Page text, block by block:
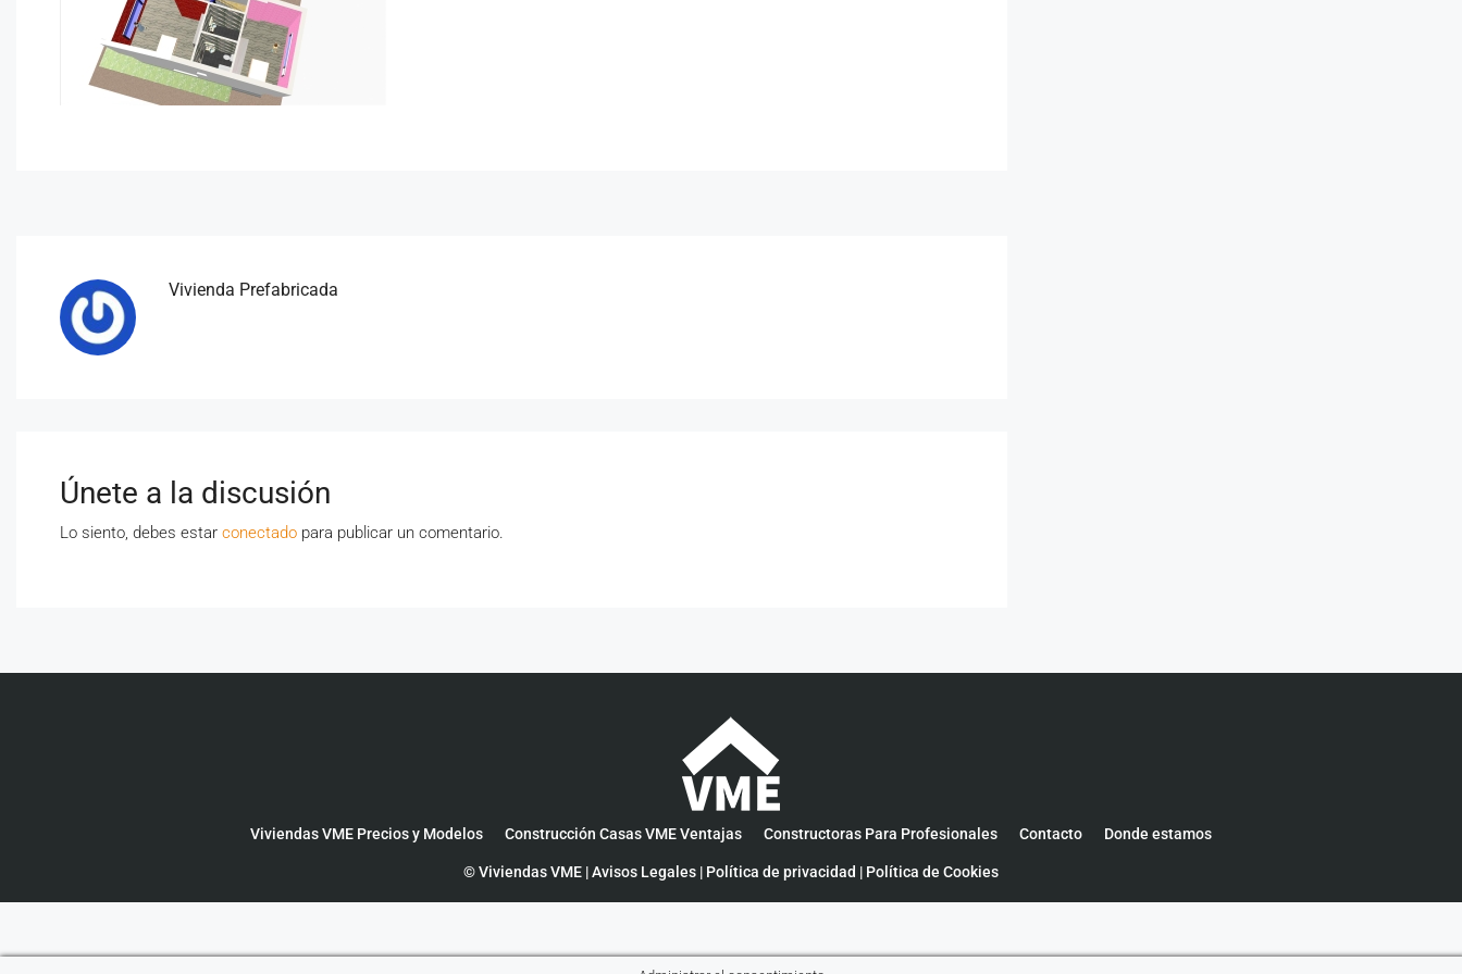
Vivienda Prefabricada
Únete a la discusión
Lo siento, debes estar conectado para publicar un comentario.
Viviendas VME Precios y Modelos Construcción Casas VME Ventajas Constructoras Para Profesionales Contacto Donde estamos
© Viviendas VME |Avisos Legales | Política de privacidad | Política de Cookies